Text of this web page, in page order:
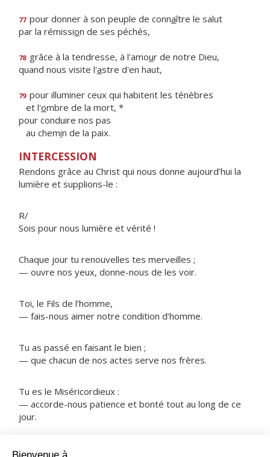
77 pour donner à son peuple de connaître le salut
par la rémission de ses péchés,
78 grâce à la tendresse, à l'amour de notre Dieu,
quand nous visite l'astre d'en haut,
79 pour illuminer ceux qui habitent les ténèbres
et l'ombre de la mort, *
pour conduire nos pas
au chemin de la paix.
INTERCESSION
Rendons grâce au Christ qui nous donne aujourd’hui la
lumière et supplions-le :
R/
Sois pour nous lumière et vérité !
Chaque jour tu renouvelles tes merveilles ;
— ouvre nos yeux, donne-nous de les voir.
Toi, le Fils de l’homme,
— fais-nous aimer notre condition d’homme.
Tu as passé en faisant le bien ;
— que chacun de nos actes serve nos frères.
Tu es le Miséricordieux :
— accorde-nous patience et bonté tout au long de ce
jour.